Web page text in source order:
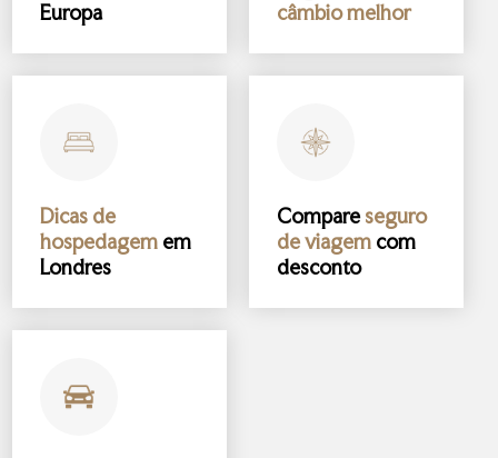
Europa
câmbio melhor
Dicas de
hospedagem em
Londres
Compareseguro
de viagem com
desconto